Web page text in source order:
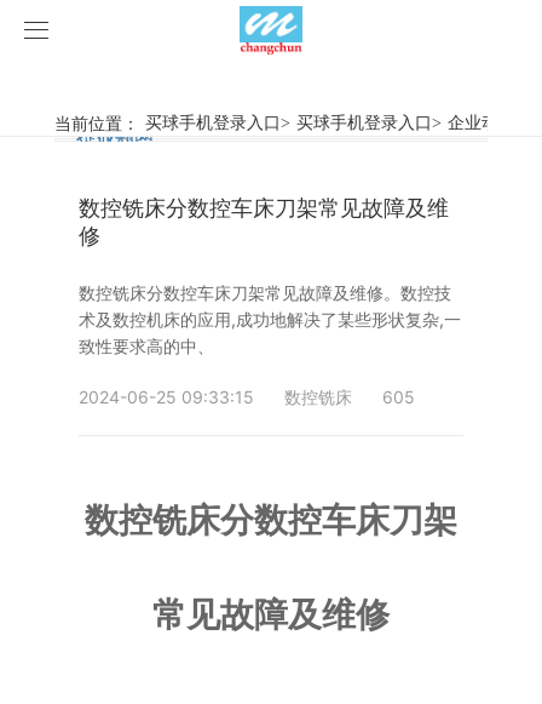
买球手机登录入口
旋弧焊机
惯性摩擦焊机
连续驱动摩擦焊机
简易数控铣床
产品视频
行业新闻
企业动态
案例展示
客户案例
荣誉资质
买球手机登录入口-买球(中国)
当前位置： 买球手机登录入口> 买球手机登录入口> 企业动态
行业新闻
企业动态
数控铣床分数控车床刀架常见故障及维
修
数控铣床分数控车床刀架常见故障及维修。数控技
术及数控机床的应用,成功地解决了某些形状复杂,一
致性要求高的中、
2024-06-25 09:33:15 数控铣床 605
数控铣床分数控车床刀架
常见故障及维修